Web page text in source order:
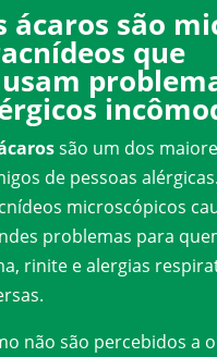
ácaros são
que
são um dos
de pessoas
microscópicos
problemas para
rinite e alergias
não são percebidos a